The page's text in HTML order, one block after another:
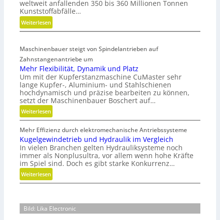
l
a
r
e
r
m
a
t
u
r
e
n
e
c
h
n
i
k
weltweit anfallenden 350 bis 360 Millionen Tonnen
Kunststoffabfälle…
Weiterlesen:
K
n
s
t
s
t
o
f
f
b
f
ä
l
l
e
r
Maschinenbauer steigt von Spindelantrieben auf
Zahnstangenantriebe um
Mehr Flexibilität, Dynamik und Platz
Um mit der Kupferstanzmaschine CuMaster sehr
lange Kupfer-, Aluminium- und Stahlschienen
hochdynamisch und präzise bearbeiten zu können,
setzt der Maschinenbauer Boschert auf…
Weiterlesen:
M
e
h
r
F
l
e
x
b
i
Mehr Effizienz durch elektromechanische Antriebssysteme
Kugelgewindetrieb und Hydraulik im Vergleich
In vielen Branchen gelten Hydrauliksysteme noch
immer als Nonplusultra, vor allem wenn hohe Kräfte
im Spiel sind. Doch es gibt starke Konkurrenz…
Weiterlesen:
K
g
e
Bild: Lika Electronic